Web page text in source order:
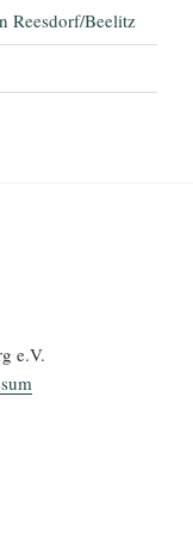
Reesdorf/Beelitz
e.V.